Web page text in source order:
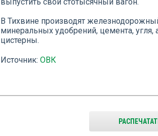
В Тихвине производят
минеральных удобрений, цемента,
цистерны.
Источник: ОВК